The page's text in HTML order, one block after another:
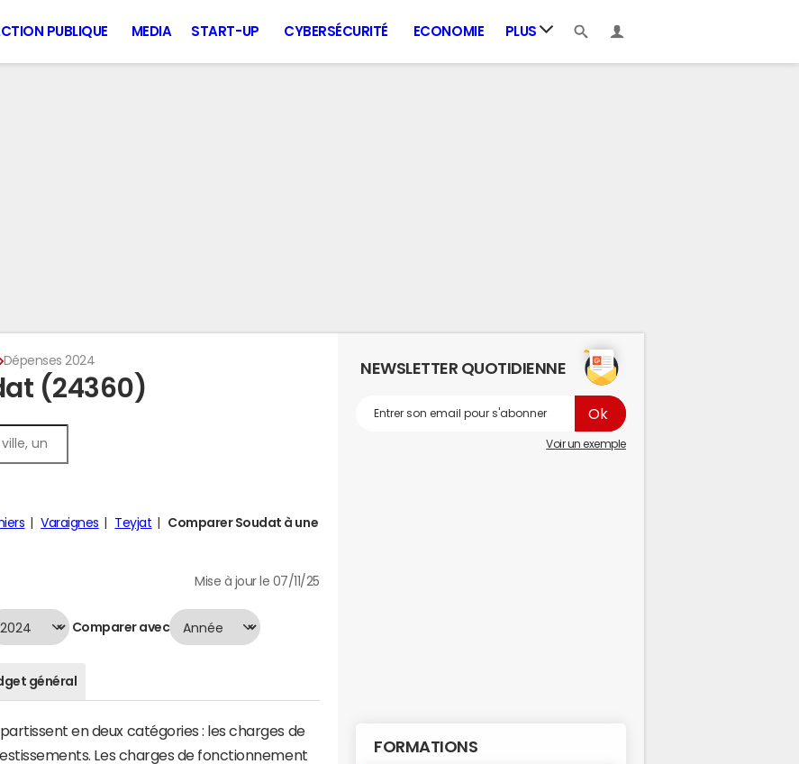
PUBLIQUE MEDIA START-UP CYBERSÉCURITÉ ECONOMIE PLUS
Dépenses 2024
(24360)
Varaignes Teyjat
Comparer Soudat à une
Mise à jour le 07/11/25
Comparer avec
général
en deux catégories : les charges de
Les charges de fonctionnement
NEWSLETTER QUOTIDIENNE
Voir un exemple
FORMATIONS